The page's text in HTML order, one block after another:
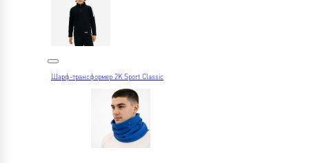
Шарф-трансформер 2K Sport Classic